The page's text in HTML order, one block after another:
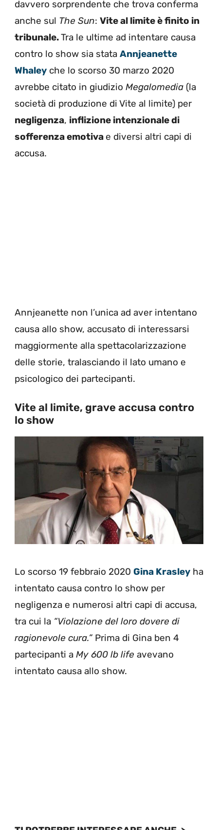
davvero sorprendente che trova conferma
anche sul The Sun: Vite al limite è finito in
tribunale.Tra le ultime ad intentare causa
contro lo show sia stata Annjeanette
Whaley che lo scorso 30 marzo 2020
avrebbe citato in giudizio Megalomedia (la
società di produzione di Vite al limite) per
negligenza, inflizione intenzionale di
sofferenza emotiva e diversi altri capi di
accusa.
Annjeanette non l’unica ad aver intentano
causa allo show, accusato di interessarsi
maggiormente alla spettacolarizzazione
delle storie, tralasciando il lato umano e
psicologico dei partecipanti.
Vite al limite, grave accusa contro
lo show
Lo scorso 19 febbraio 2020 Gina Krasley ha
intentato causa contro lo show per
negligenza e numerosi altri capi di accusa,
tra cui la “Violazione del loro dovere di
ragionevole cura.”Prima di Gina ben 4
partecipanti a My 600 lb life avevano
intentato causa allo show.